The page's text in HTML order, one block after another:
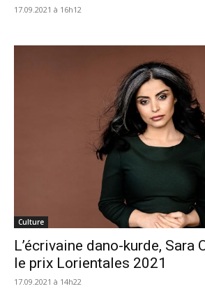
17.09.2021 à 16h12
Culture
L’écrivaine dano-kurde, Sara
le prix Lorientales 2021
17.09.2021 à 14h22